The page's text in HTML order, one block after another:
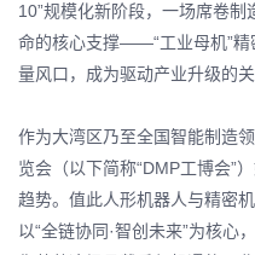
10”规模化新阶段，一场席卷
命的核心支撑——“工业母机”精
量风口，成为驱动产业升级的关
作为大湾区乃至全国智能制造
览会（以下简称“DMP工博会”
趋势。值此人形机器人与精密
以“全链协同·智创未来”为核心